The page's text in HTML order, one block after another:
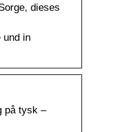
dieses
und in
på tysk –